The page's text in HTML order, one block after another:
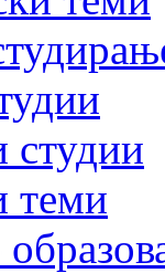
студии
теми